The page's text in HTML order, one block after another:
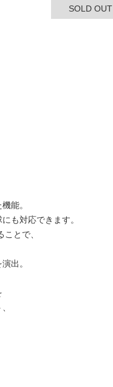
SOLD OUT
能。
も対応できます。
とで、
出。